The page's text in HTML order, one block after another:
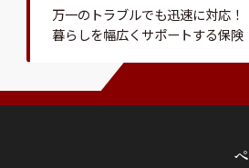
万一のトラブルでも迅速に対応！
暮らしを幅広くサポートする保険
ペ